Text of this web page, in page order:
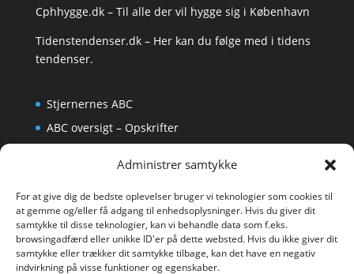
Administrer samtykke
For at give dig de bedste oplevelser bruger vi teknologier som cookies til
at gemme og/eller få adgang til enhedsoplysninger. Hvis du giver dit
samtykke til disse teknologier, kan vi behandle data som f.eks.
browsingadfærd eller unikke ID'er på dette websted. Hvis du ikke giver dit
samtykke eller trækker dit samtykke tilbage, kan det have en negativ
indvirkning på visse funktioner og egenskaber.
Cphhygge.dk– Til alle der vil hygge sig i København
Tidenstendenser.dk– Her kan du følge med i tidens
tendenser.
Stjernernes ABC
ABC oversigt – Opskrifter